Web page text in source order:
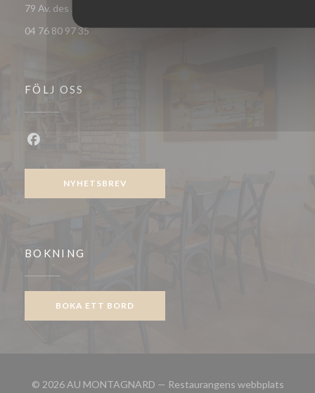
79 Av. des Jeux - Galerie de l'ours blanc 38750 Huez
04 76 80 97 35
FÖLJ OSS
NYHETSBREV
BOKNING
BOKA ETT BORD
© 2026 AU MONTAGNARD — Restaurangens webbplats